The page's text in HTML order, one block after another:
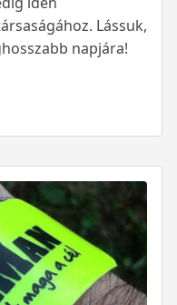
Lássuk,
napjára!